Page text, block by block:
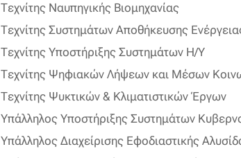
Τεχνίτης Ναυπηγικής Βιομηχανίας
Τεχνίτης Συστημάτων Αποθήκευσης
Τεχνίτης Υποστήριξης Συστημάτων Η/Υ
Τεχνίτης Ψηφιακών Λήψεων και Μέσων
Τεχνίτης Ψυκτικών & Κλιματιστικών Έργων
Υπάλληλος Υποστήριξης Συστημάτων
Υπάλληλος Διαχείρισης Εφοδιαστικής